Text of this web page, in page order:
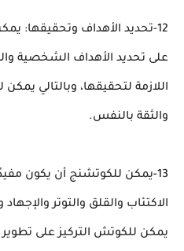
12-تحديد الأهداف وتحقيقها:
على تحديد الأهداف الشخصية
اللازمة لتحقيقها، وبالتالي يمكن
والثقة بالنفس.
13-يمكن للكوتشنج أن يكون
الاكتئاب والقلق والتوتر
يمكن للكوتش التركيز على تطوير